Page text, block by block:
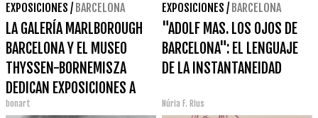
EXPOSICIONES / BARCELONA
LA GALERÍA MARLBOROUGH
BARCELONA Y EL MUSEO
THYSSEN-BORNEMISZA
DEDICAN EXPOSICIONES A
ALEX KATZ
bonart
EXPOSICIONES / BARCELONA
"ADOLF MAS. LOS OJOS DE
BARCELONA": EL LENGUAJE
DE LA INSTANTANEIDAD
Núria F. Rius